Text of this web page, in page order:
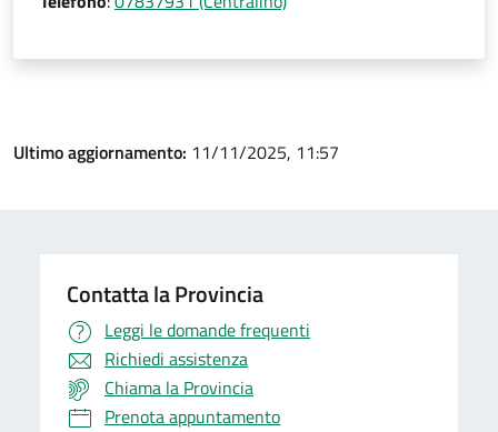
Ultimo aggiornamento: 11/11/2025, 11:57
Contatta la Provincia
Leggi le domande frequenti
Richiedi assistenza
Chiama la Provincia
Prenota appuntamento